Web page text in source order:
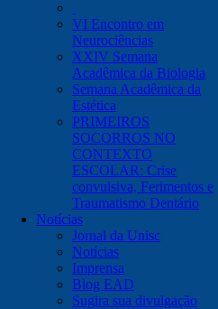
VI Encontro em
Neurociências
XXIV Semana
Acadêmica da Biologia
Semana Acadêmica da
Estética
PRIMEIROS
SOCORROS NO
CONTEXTO
ESCOLAR: Crise
convulsiva, Ferimentos e
Traumatismo Dentário
Notícias
Jornal da Unisc
Notícias
Imprensa
Blog EAD
Sugira sua divulgação